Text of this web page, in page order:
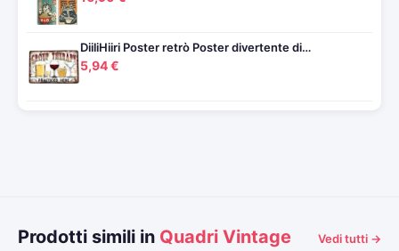
DiiliHiiri Poster retrò Poster divertente di…
5,94 €
Prodotti simili in Quadri Vintage Vedi tutti →